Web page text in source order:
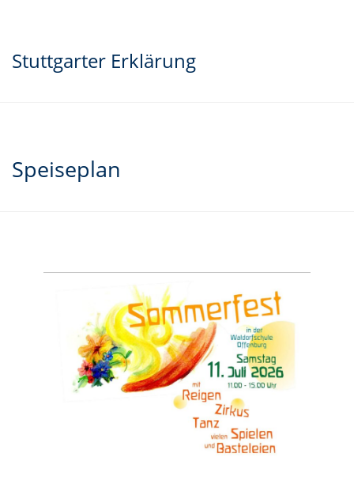
Stuttgarter Erklärung
Speiseplan